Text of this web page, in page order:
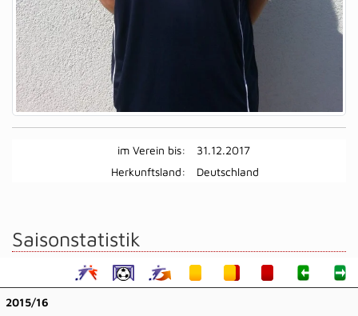
im Verein bis:
31.12.2017
Herkunftsland:
Deutschland
Saisonstatistik
2015/16